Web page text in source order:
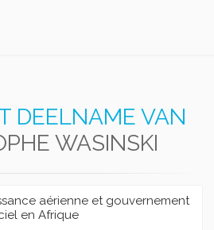
DEELNAME VAN
WASINSKI
aérienne et gouvernement
en Afrique